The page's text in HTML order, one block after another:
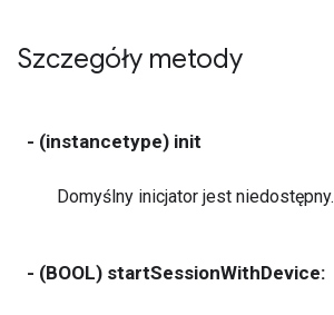
Szczegóły metody
- (instancetype) init
Domyślny inicjator jest niedostępny.
- (BOOL) startSessionWithDevice: